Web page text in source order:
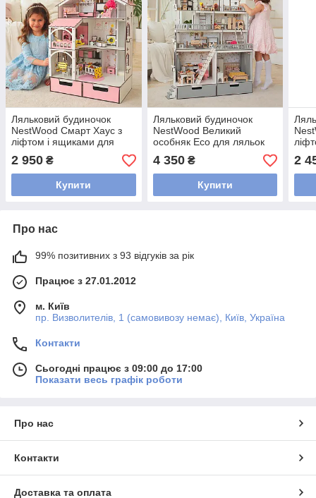
Ляльковий будиночок
NestWood Смарт Хаус з
ліфтом і ящиками для
ЛОЛ з меблями Рожевий
(kdl01175)
2 950 ₴
Купити
Ляльковий будиночок
NestWood Великий
особняк Eco для ляльок
Лол + вітальня (kdl003e)
4 350₴
Купити
2
Про нас
99% позитивних з 93 відгуків за рік
Працює з 27.01.2012
м. Київ
пр. Визволителів, 1 (самовивозу немає), Київ, Україна
Контакти
Сьогодні працює з 09:00 до 17:00
Показати весь графік роботи
Про нас
Контакти
Доставка та оплата